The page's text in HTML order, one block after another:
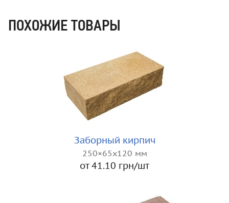
ПОХОЖИЕ ТОВАРЫ
Заборный кирпич
250×65x120 мм
от 41.10 грн/шт